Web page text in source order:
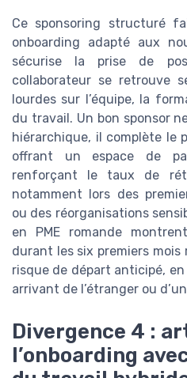
Ce sponsoring structuré
onboarding adapté aux
sécurise la prise de
collaborateur se retrouve
lourdes sur l’équipe, la
du travail. Un bon sponsor
hiérarchique, il complète le
offrant un espace de
renforçant le taux de
notamment lors des
ou des réorganisations
en PME romande
durant les six premiers
risque de départ anticipé,
arrivant de l’étranger ou
Divergence 4 :
l’onboarding